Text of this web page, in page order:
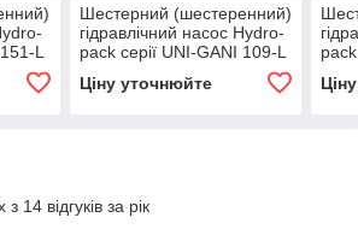
L
Шестерний (шестеренний)
гідравлічний насос Hydro-
pack серії UNI-GANI 109-L
Ціну уточнюйте
14 відгуків за рік